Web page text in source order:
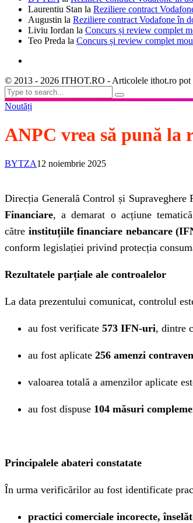
Laurentiu Stan la Reziliere contract
Augustin la Reziliere contract Vodafone în
Liviu Iordan la Concurs și review complet
Teo Preda la Concurs și review complet
© 2013 - 2026 ITHOT.RO - Articolele ithot.ro pot
Noutăți
ANPC vrea să pună la
BYTZA12 noiembrie 2025
Direcția Generală Control și
Financiare, a demarat o acțiune
către instituțiile financiare nebancare
conform legislației privind protecția
Rezultatele parțiale ale controalelor
La data prezentului comunicat, controlul
au fost verificate 573 IFN-uri, dintre
au fost aplicate 256 amenzi
valoarea totală a amenzilor aplicate
au fost dispuse 104 măsuri
Principalele abateri constatate
În urma verificărilor au fost identificate
practici comerciale incorecte,